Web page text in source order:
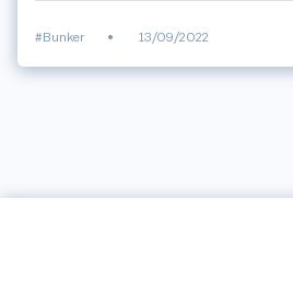
#Bunker • 13/09/2022